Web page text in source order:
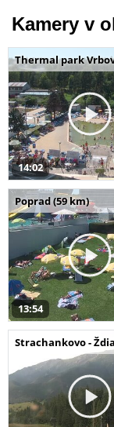
Kamery v
Thermal park
14:02
Poprad (59 km)
13:54
Strachankovo -